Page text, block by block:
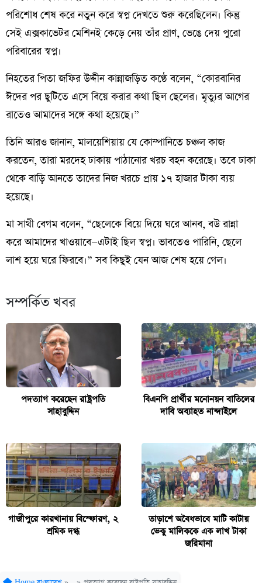
পরিশোধ শেষ করে নতুন করে স্বপ্ন দেখতে শুরু করেছিলেন। কিন্তু
সেই এক্সকাভেটর মেশিনই কেড়ে নেয় তাঁর প্রাণ, ভেঙে দেয় পুরো
পরিবারের স্বপ্ন।
নিহতের পিতা জফির উদ্দীন কান্নাজড়িত কণ্ঠে বলেন, “কোরবানির
ঈদের পর ছুটিতে এসে বিয়ে করার কথা ছিল ছেলের। মৃত্যুর আগের
রাতেও আমাদের সঙ্গে কথা হয়েছে।”
তিনি আরও জানান, মালয়েশিয়ায় যে কোম্পানিতে চঞ্চল কাজ
করতেন, তারা মরদেহ ঢাকায় পাঠানোর খরচ বহন করেছে। তবে ঢাকা
থেকে বাড়ি আনতে তাদের নিজ খরচে প্রায় ১৭ হাজার টাকা ব্যয়
হয়েছে।
মা সাথী বেগম বলেন, “ছেলেকে বিয়ে দিয়ে ঘরে আনব, বউ রান্না
করে আমাদের খাওয়াবে—এটাই ছিল স্বপ্ন। ভাবতেও পারিনি, ছেলে
লাশ হয়ে ঘরে ফিরবে।” সব কিছুই যেন আজ শেষ হয়ে গেল।
সম্পর্কিত খবর
পদত্যাগ করেছেন রাষ্ট্রপতি
সাহাবুদ্দিন
বিএনপি প্রার্থীর মনোনয়ন বাতিলের
দাবি অব্যাহত নান্দাইলে
গাজীপুরে কারখানায় বিস্ফোরণ, ২
শ্রমিক দগ্ধ
তাড়াশে অবৈধভাবে মাটি কাটায়
ভেকু মালিককে এক লাখ টাকা
জরিমানা